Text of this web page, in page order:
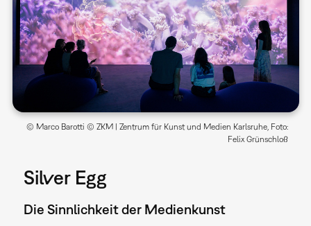
© Marco Barotti © ZKM | Zentrum für Kunst und Medien Karlsruhe, Foto:
Felix Grünschloß
Silver Egg
Die Sinnlichkeit der Medienkunst